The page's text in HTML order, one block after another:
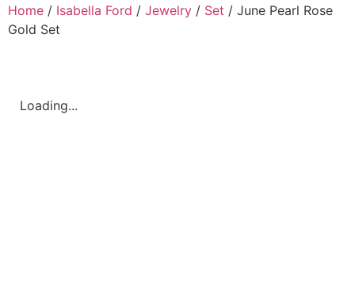
Home / Isabella Ford / Jewelry / Set / June Pearl Rose
Gold Set
Loading...